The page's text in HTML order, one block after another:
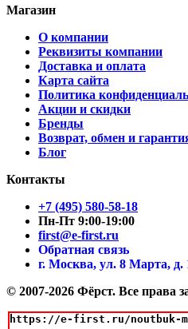
Магазин
О компании
Реквизиты компании
Доставка и оплата
Карта сайта
Политика
Акции и скидки
Бренды
Возврат, обмен и
Блог
Контакты
+7 (495) 580-58-18
Пн-Пт 9:00-19:00
first@e-first.ru
Обратная связь
г. Москва, ул. 8 Марта, д.
© 2007-2026 Фёрст. Все права
https://e-first.ru/noutbuk-